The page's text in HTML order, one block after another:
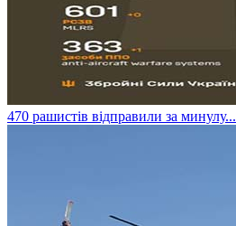
​470 рашистів відправили за минулу...